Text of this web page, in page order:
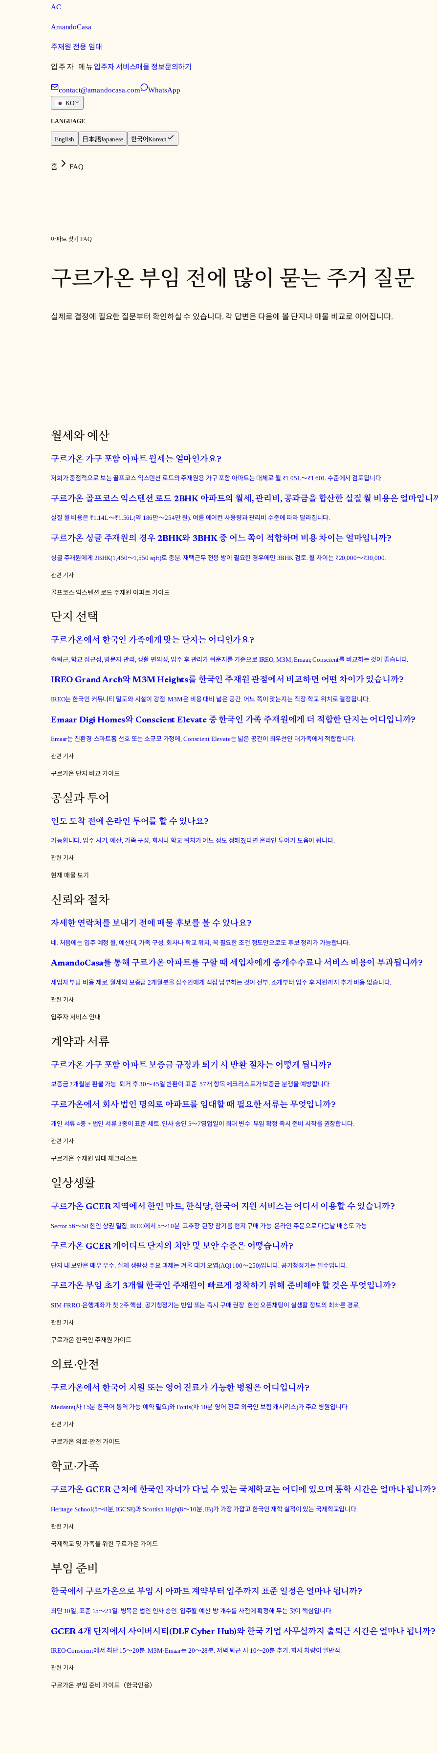
AC
AmandoCasa
주재원 전용 임대
입주자 메뉴입주자 서비스매물 정보문의하기
contact@amandocasa.com WhatsApp
KO
LANGUAGE
English 日本語Japanese 한국어Korean
홈 FAQ
아파트 찾기 FAQ
구르가온 부임 전에 많이 묻는 주거 질문
실제로 결정에 필요한 질문부터 확인하실 수 있습니다. 각 답변은 다음에 볼 단지나 매물 비교로 이어집니다.
월세와 예산
구르가온 가구 포함 아파트 월세는 얼마인가요?
저희가 중점적으로 보는 골프코스 익스텐션 로드의 주재원용 가구 포함 아파트는 대체로 월 ₹1.05L〜₹1.60L 수준에서 검토됩니다.
구르가온 골프코스 익스텐션 로드 2BHK 아파트의 월세, 관리비, 공과금을 합산한 실질 월 비용은 얼마입니
실질 월 비용은 ₹1.14L〜₹1.56L(약 186만〜254만 원). 여름 에어컨 사용량과 관리비 수준에 따라 달라집니다.
구르가온 싱글 주재원의 경우 2BHK와 3BHK 중 어느 쪽이 적합하며 비용 차이는 얼마입니까?
싱글 주재원에게 2BHK(1,450〜1,550 sqft)로 충분. 재택근무 전용 방이 필요한 경우에만 3BHK 검토. 월 차이는 ₹20,000〜₹30,000.
관련 기사
골프코스 익스텐션 로드 주재원 아파트 가이드
단지 선택
구르가온에서 한국인 가족에게 맞는 단지는 어디인가요?
출퇴근, 학교 접근성, 방문자 관리, 생활 편의성, 입주 후 관리가 쉬운지를 기준으로 IREO, M3M, Emaar, Conscient를 비교하는 것이 좋습니다.
IREO Grand Arch와 M3M Heights를 한국인 주재원 관점에서 비교하면 어떤 차이가 있습니까?
IREO는 한국인 커뮤니티 밀도와 시설이 강점. M3M은 비용 대비 넓은 공간. 어느 쪽이 맞는지는 직장·학교 위치로 결정됩니다.
Emaar Digi Homes와 Conscient Elevate 중 한국인 가족 주재원에게 더 적합한 단지는 어디입니까?
Emaar는 친환경·스마트홈 선호 또는 소규모 가정에, Conscient Elevate는 넓은 공간이 최우선인 대가족에게 적합합니다.
관련 기사
구르가온 단지 비교 가이드
공실과 투어
인도 도착 전에 온라인 투어를 할 수 있나요?
가능합니다. 입주 시기, 예산, 가족 구성, 회사나 학교 위치가 어느 정도 정해졌다면 온라인 투어가 도움이 됩니다.
관련 기사
현재 매물 보기
신뢰와 절차
자세한 연락처를 보내기 전에 매물 후보를 볼 수 있나요?
네. 처음에는 입주 예정 월, 예산대, 가족 구성, 회사나 학교 위치, 꼭 필요한 조건 정도만으로도 후보 정리가 가능합니다.
AmandoCasa를 통해 구르가온 아파트를 구할 때 세입자에게 중개수수료나 서비스 비용이 부과됩니까?
세입자 부담 비용 제로. 월세와 보증금 2개월분을 집주인에게 직접 납부하는 것이 전부. 소개부터 입주 후 지원까지 추가 비용 없습니다.
관련 기사
입주자 서비스 안내
계약과 서류
구르가온 가구 포함 아파트 보증금 규정과 퇴거 시 반환 절차는 어떻게 됩니까?
보증금 2개월분 환불 가능. 퇴거 후 30〜45일 반환이 표준. 57개 항목 체크리스트가 보증금 분쟁을 예방합니다.
구르가온에서 회사 법인 명의로 아파트를 임대할 때 필요한 서류는 무엇입니까?
개인 서류 4종 + 법인 서류 3종이 표준 세트. 인사 승인 5〜7영업일이 최대 변수. 부임 확정 즉시 준비 시작을 권장합니다.
관련 기사
구르가온 주재원 임대 체크리스트
일상생활
구르가온 GCER 지역에서 한인 마트, 한식당, 한국어 지원 서비스는 어디서 이용할 수 있습니까?
Sector 56〜58 한인 상권 밀집, IREO에서 5〜10분. 고추장·된장·참기름 현지 구매 가능. 온라인 주문으로 다음날 배송도 가능.
구르가온 GCER 게이티드 단지의 치안 및 보안 수준은 어떻습니까?
단지 내 보안은 매우 우수. 실제 생활상 주요 과제는 겨울 대기 오염(AQI 100〜250)입니다. 공기청정기는 필수입니다.
구르가온 부임 초기 3개월 한국인 주재원이 빠르게 정착하기 위해 준비해야 할 것은 무엇입니까?
SIM·FRRO·은행계좌가 첫 2주 핵심. 공기청정기는 반입 또는 즉시 구매 권장. 한인 오픈채팅이 실생활 정보의 최빠른 경로.
관련 기사
구르가온 한국인 주재원 가이드
의료·안전
구르가온에서 한국어 지원 또는 영어 진료가 가능한 병원은 어디입니까?
Medanta(차 15분·한국어 통역 가능·예약 필요)와 Fortis(차 10분·영어 진료·외국인 보험 캐시리스)가 주요 병원입니다.
관련 기사
구르가온 의료·안전 가이드
학교·가족
구르가온 GCER 근처에 한국인 자녀가 다닐 수 있는 국제학교는 어디에 있으며 통학 시간은 얼마나 됩니까?
Heritage School(5〜8분, IGCSE)과 Scottish High(8〜10분, IB)가 가장 가깝고 한국인 재학 실적이 있는 국제학교입니다.
관련 기사
국제학교 및 가족을 위한 구르가온 가이드
부임 준비
한국에서 구르가온으로 부임 시 아파트 계약부터 입주까지 표준 일정은 얼마나 됩니까?
최단 10일, 표준 15〜21일. 병목은 법인 인사 승인. 입주월·예산·방 개수를 사전에 확정해 두는 것이 핵심입니다.
GCER 4개 단지에서 사이버시티(DLF Cyber Hub)와 한국 기업 사무실까지 출퇴근 시간은 얼마나 됩니까?
IREO·Conscient에서 최단 15〜20분. M3M·Emaar는 20〜28분. 저녁 퇴근 시 10〜20분 추가. 회사 차량이 일반적.
관련 기사
구르가온 부임 준비 가이드（한국인용）